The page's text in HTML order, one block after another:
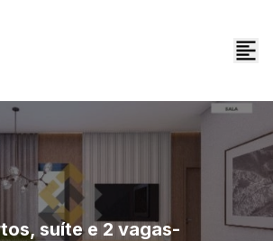
suíte e 2 vagas-